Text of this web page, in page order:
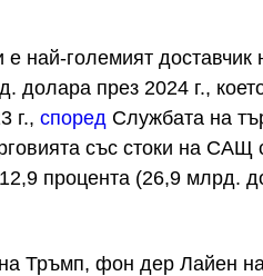
най-големият доставчик
долара през 2024 г.,
г., според Службата на
със стоки на
12,9 процента (26,9 млрд.
Тръмп, фон дер Лайен